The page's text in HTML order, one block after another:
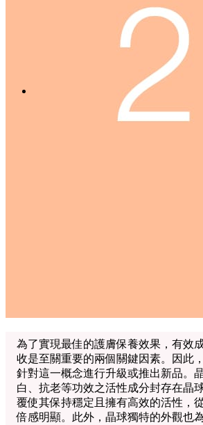
為了實現最佳的護膚保養效果，有效
收是至關重要的兩個關鍵因素。因此
針對這一概念進行升級或推出新品。
白、抗老等功效之活性成分封存在晶
覆使其保持穩定且擁有高效的活性，
倍感明顯。此外，晶球獨特的外觀也